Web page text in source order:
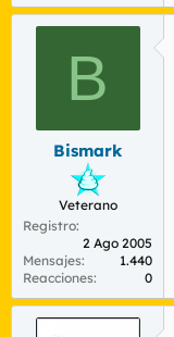
B
Bismark
Veterano
Registro
2 Ago 2005
Mensajes
1.440
Reacciones
0